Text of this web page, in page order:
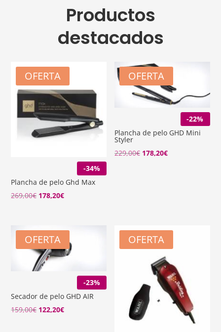
Productos
destacados
OFERTA
-34%
Plancha de pelo Ghd Max
269,00€ El
178,20€El
es:
178,20€.
OFERTA
-22%
Plancha de pelo GHD Mini
Styler
229,00€ El
178,20€El
OFERTA
-23%
Secador de pelo GHD AIR
159,00€ El
122,20€El
OFERTA